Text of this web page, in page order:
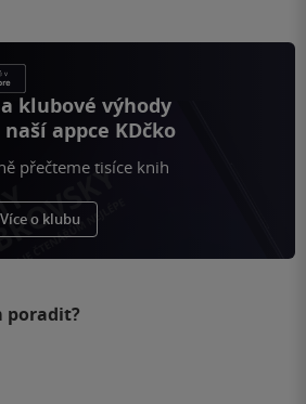
klubové výhody
appce KDčko
přečteme tisíce knih
Více o klubu
poradit?